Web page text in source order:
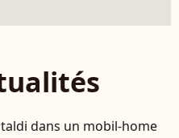
dans un mobil-home